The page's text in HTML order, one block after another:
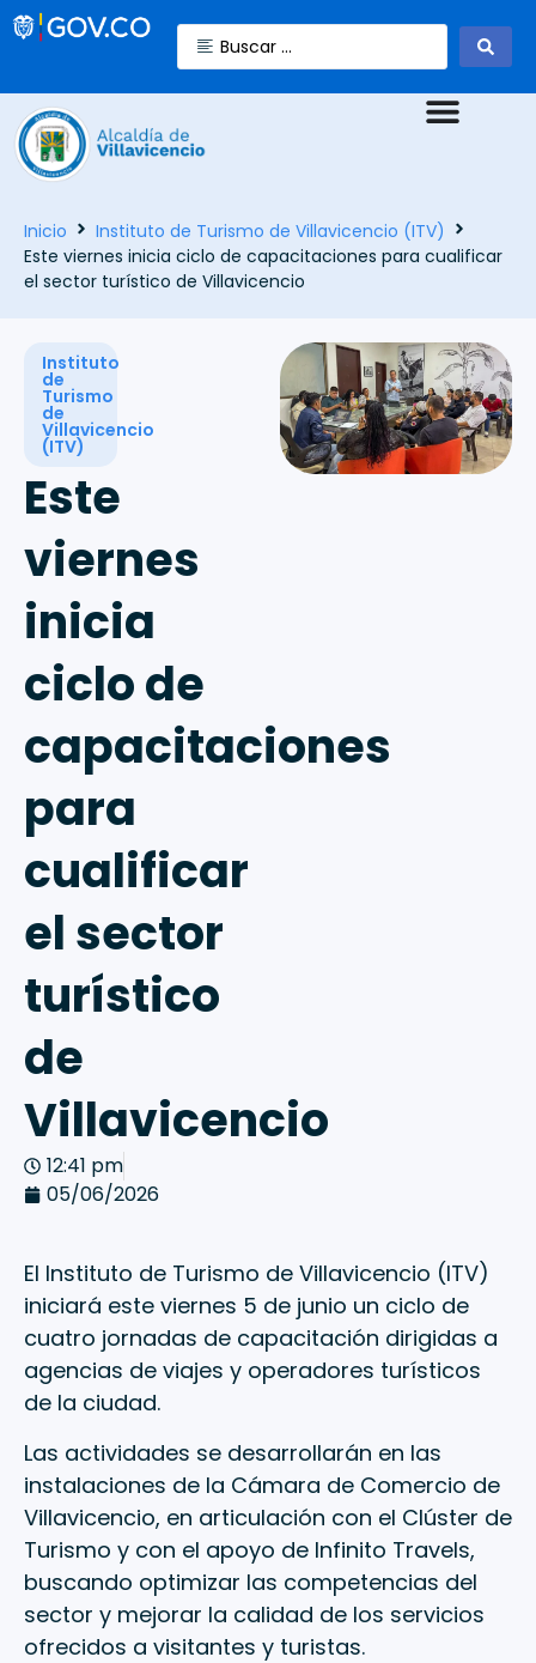
Inicio
Instituto de Turismo de Villavicencio (ITV)
Este viernes inicia ciclo de capacitaciones para cualificar
el sector turístico de Villavicencio
Instituto
de
Turismo
de
Villavicencio
(ITV)
Este
viernes
inicia
ciclo de
capacitaciones
para
cualificar
el sector
turístico
de
Villavicencio
12:41 pm
05/06/2026
El Instituto de Turismo de Villavicencio (ITV)
iniciará este viernes 5 de junio un ciclo de
cuatro jornadas de capacitación dirigidas a
agencias de viajes y operadores turísticos
de la ciudad.
Las actividades se desarrollarán en las
instalaciones de la Cámara de Comercio de
Villavicencio, en articulación con el Clúster de
Turismo y con el apoyo de Infinito Travels,
buscando optimizar las competencias del
sector y mejorar la calidad de los servicios
ofrecidos a visitantes y turistas.